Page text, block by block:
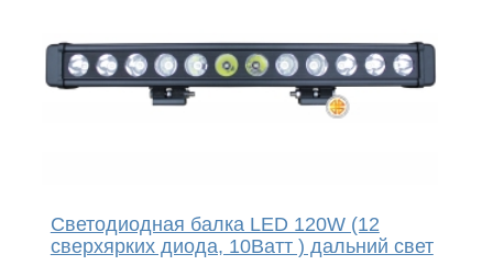
Светодиодная балка LED 120W (12
сверхярких диода, 10Ватт ) дальний свет